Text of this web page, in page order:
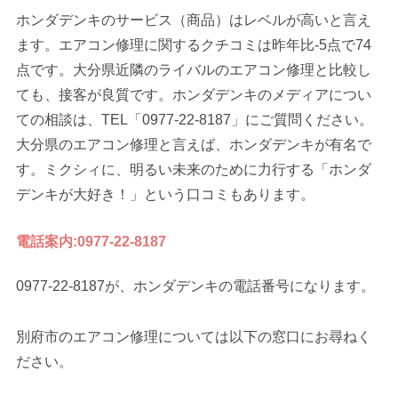
ホンダデンキのサービス（商品）はレベルが高いと言え
ます。エアコン修理に関するクチコミは昨年比-5点で74
点です。大分県近隣のライバルのエアコン修理と比較し
ても、接客が良質です。ホンダデンキのメディアについ
ての相談は、TEL「0977-22-8187」にご質問ください。
大分県のエアコン修理と言えば、ホンダデンキが有名で
す。ミクシィに、明るい未来のために力行する「ホンダ
デンキが大好き！」という口コミもあります。
電話案内:0977-22-8187
0977-22-8187が、ホンダデンキの電話番号になります。
別府市のエアコン修理については以下の窓口にお尋ねく
ださい。